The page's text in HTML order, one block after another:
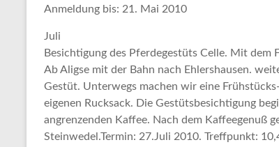
Anmeldung bis: 21. Mai 2010
Juli
Besichtigung des Pferdegestüts Celle. Mit dem
Ab Aligse mit der Bahn nach Ehlershausen.
Gestüt. Unterwegs machen wir eine Frühstücks-
eigenen Rucksack. Die Gestütsbesichtigung
angrenzenden Kaffee. Nach dem Kaffeegenuß
Steinwedel.Termin: 27.Juli 2010. Treffpunkt: